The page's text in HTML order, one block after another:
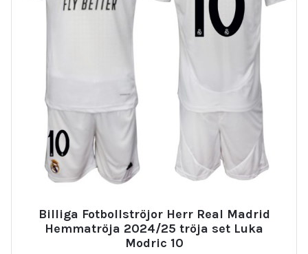
Billiga Fotbollströjor Herr Real Madrid
Hemmatröja 2024/25 tröja set Luka
Modric 10